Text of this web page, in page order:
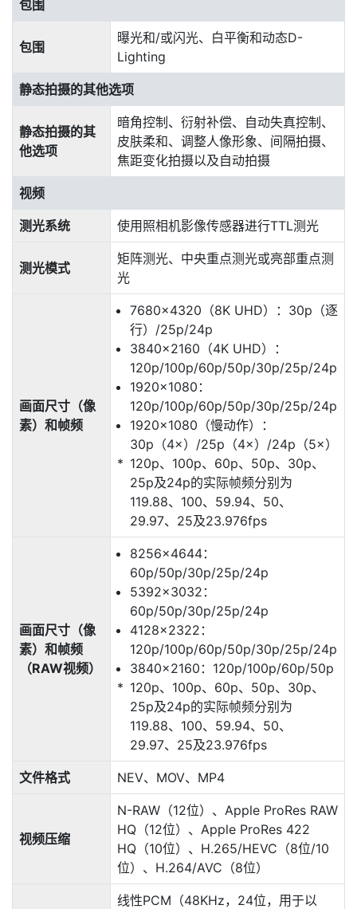
包围
包围
曝光和/或闪光、白平衡和动态D-
Lighting
静态拍摄的其他选项
静态拍摄的其
他选项
暗角控制、衍射补偿、自动失真控制、
皮肤柔和、调整人像形象、间隔拍摄、
焦距变化拍摄以及自动拍摄
视频
测光系统 使用照相机影像传感器进行TTL测光
测光模式
矩阵测光、中央重点测光或亮部重点测
光
画面尺寸（像
素）和帧频
7680×4320（8K UHD）：30p（逐
行）/25p/24p
3840×2160（4K UHD）：
120p/100p/60p/50p/30p/25p/24p
1920×1080：
120p/100p/60p/50p/30p/25p/24p
1920×1080（慢动作）：
30p（4×）/25p（4×）/24p（5×）
120p、100p、60p、50p、30p、
25p及24p的实际帧频分别为
119.88、100、59.94、50、
29.97、25及23.976fps
画面尺寸（像
素）和帧频
（RAW视频）
8256×4644：
60p/50p/30p/25p/24p
5392×3032：
60p/50p/30p/25p/24p
4128×2322：
120p/100p/60p/50p/30p/25p/24p
3840×2160：120p/100p/60p/50p
120p、100p、60p、50p、30p、
25p及24p的实际帧频分别为
119.88、100、59.94、50、
29.97、25及23.976fps
文件格式 NEV、MOV、MP4
视频压缩
N-RAW（12位）、Apple ProRes RAW
HQ（12位）、Apple ProRes 422
HQ（10位）、H.265/HEVC（8位/10
位）、H.264/AVC（8位）
线性PCM（48KHz，24位，用于以